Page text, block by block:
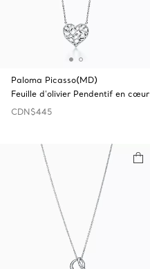
Paloma Picasso(MD)
Feuille d'olivier Pendentif en cœur
CDN$445